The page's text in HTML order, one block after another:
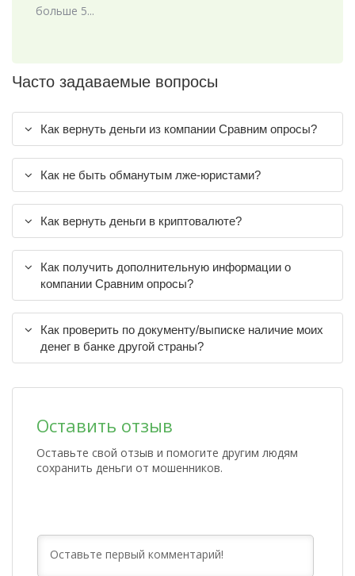
больше 5...
Часто задаваемые вопросы
Как вернуть деньги из компании Сравним опросы?
Как не быть обманутым лже-юристами?
Как вернуть деньги в криптовалюте?
Как получить дополнительную информации о
компании Сравним опросы?
Как проверить по документу/выписке наличие моих
денег в банке другой страны?
Оставить отзыв
Оставьте свой отзыв и помогите другим людям
сохранить деньги от мошенников.